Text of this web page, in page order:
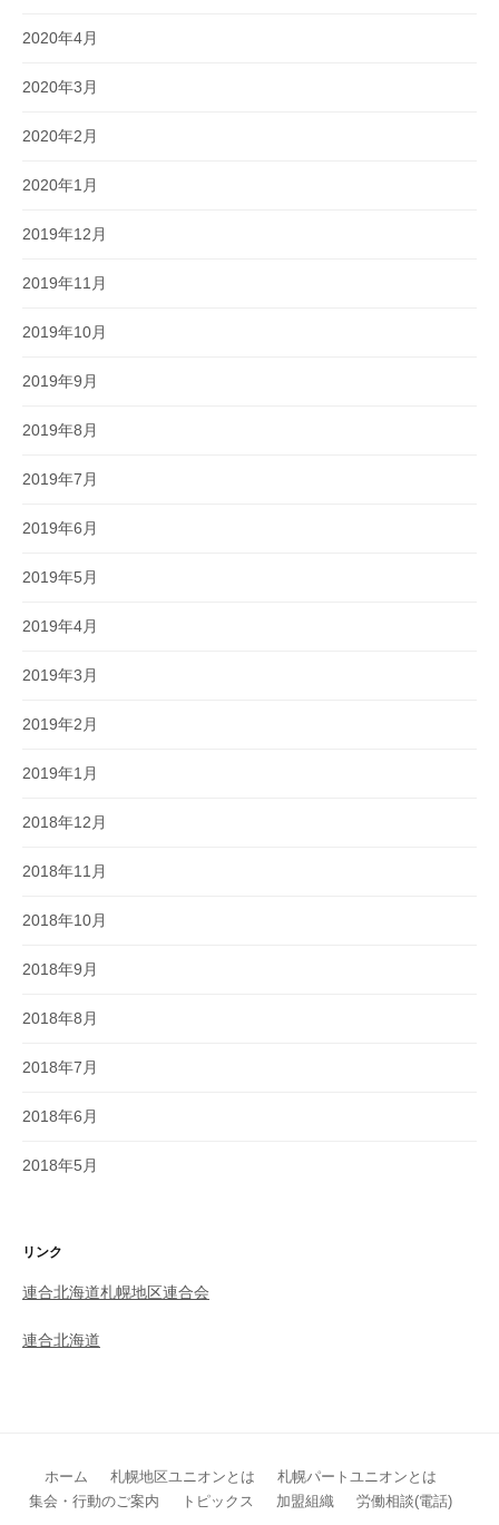
2020年4月
2020年3月
2020年2月
2020年1月
2019年12月
2019年11月
2019年10月
2019年9月
2019年8月
2019年7月
2019年6月
2019年5月
2019年4月
2019年3月
2019年2月
2019年1月
2018年12月
2018年11月
2018年10月
2018年9月
2018年8月
2018年7月
2018年6月
2018年5月
リンク
連合北海道札幌地区連合会
連合北海道
ホーム 札幌地区ユニオンとは
札幌パートユニオンとは
集会・行動のご案内
トピックス 加盟組織 労働相談(電話)